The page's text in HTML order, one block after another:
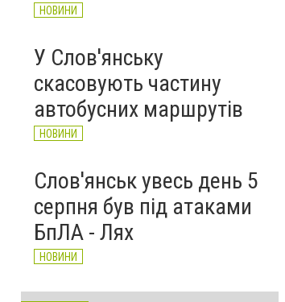
НОВИНИ
У Слов'янську
скасовують частину
автобусних маршрутів
НОВИНИ
Слов'янськ увесь день 5
серпня був під атаками
БпЛА - Лях
НОВИНИ